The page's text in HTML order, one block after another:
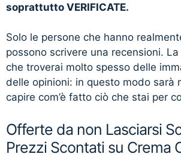
soprattutto VERIFICATE.
Solo le persone che hanno
possono scrivere una recensioni.
che troverai molto spesso delle
delle opinioni: in questo modo sarà
capire com’è fatto ciò che stai per
Offerte da non Lasciarsi
Prezzi Scontati su Crema